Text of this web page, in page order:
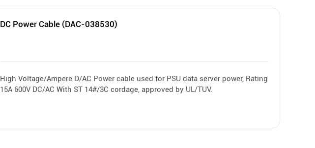
DC Power Cable (DAC-038530)
High Voltage/Ampere D/AC Power cable used for PSU data server power, Rating
15A 600V DC/AC With ST 14#/3C cordage, approved by UL/TUV.